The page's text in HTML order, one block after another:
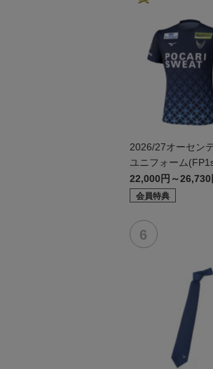
2026/27オーセン
ユニフォーム
22,000円～26,730
会員特典